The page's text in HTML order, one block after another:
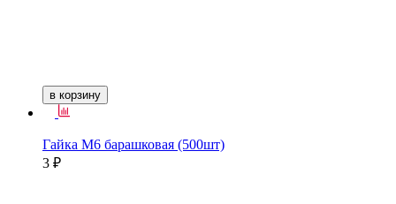
в корзину
Гайка М6 барашковая (500шт)
3 ₽